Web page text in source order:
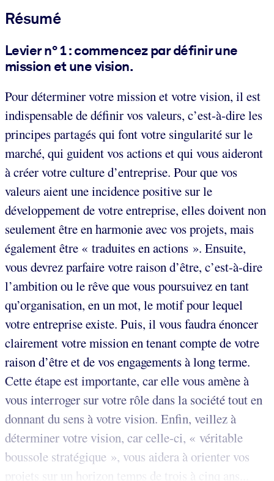
Résumé
Levier n° 1 : commencez par définir une
mission et une vision.
Pour déterminer votre mission et votre vision, il est
indispensable de définir vos valeurs, c’est-à-dire les
principes partagés qui font votre singularité sur le
marché, qui guident vos actions et qui vous aideront
à créer votre culture d’entreprise. Pour que vos
valeurs aient une incidence positive sur le
développement de votre entreprise, elles doivent non
seulement être en harmonie avec vos projets, mais
également être « traduites en actions ». Ensuite,
vous devrez parfaire votre raison d’être, c’est-à-dire
l’ambition ou le rêve que vous poursuivez en tant
qu’organisation, en un mot, le motif pour lequel
votre entreprise existe. Puis, il vous faudra énoncer
clairement votre mission en tenant compte de votre
raison d’être et de vos engagements à long terme.
Cette étape est importante, car elle vous amène à
vous interroger sur votre rôle dans la société tout en
donnant du sens à votre vision. Enfin, veillez à
déterminer votre vision, car celle-ci, « véritable
boussole stratégique », vous aidera à orienter vos
projets sur un horizon temps de trois à cinq ans...